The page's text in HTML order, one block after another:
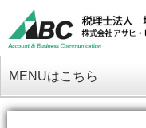
MENUはこちら